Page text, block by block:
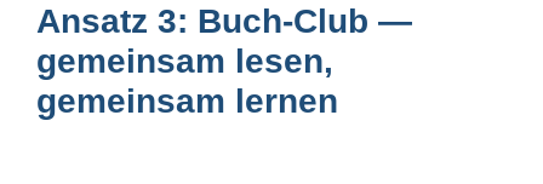
Ansatz 3: Buch-Club —
gemeinsam lesen,
gemeinsam lernen